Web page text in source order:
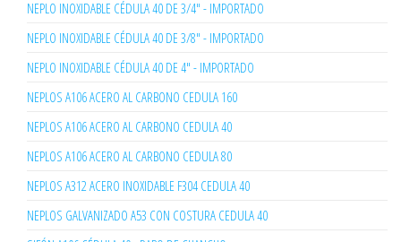
NEPLO INOXIDABLE CÉDULA 40 DE 3/4" - IMPORTADO
NEPLO INOXIDABLE CÉDULA 40 DE 3/8" - IMPORTADO
NEPLO INOXIDABLE CÉDULA 40 DE 4" - IMPORTADO
NEPLOS A106 ACERO AL CARBONO CEDULA 160
NEPLOS A106 ACERO AL CARBONO CEDULA 40
NEPLOS A106 ACERO AL CARBONO CEDULA 80
NEPLOS A312 ACERO INOXIDABLE F304 CEDULA 40
NEPLOS GALVANIZADO A53 CON COSTURA CEDULA 40